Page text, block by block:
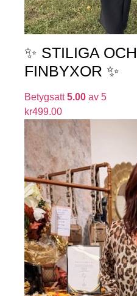
✨ STILIGA
FINBYXOR ✨
Betygsatt5.00 av 5
kr499.00